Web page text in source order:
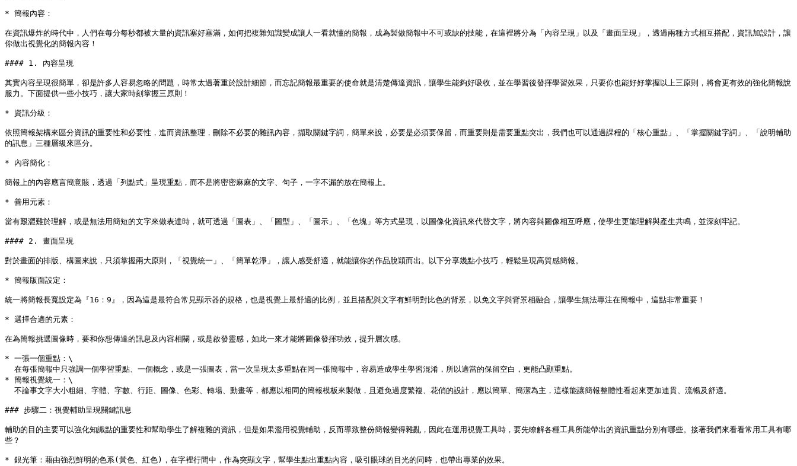
* 簡報內容：
在資訊爆炸的時代中，人們在每分每秒都被大量的資訊塞好塞滿，如何把複雜知識變成讓人一看就懂的簡報，成為製做簡報中不可或缺的技能，在這裡將分為「內容呈現」以及「畫面呈現」，透過兩種方式相互搭配，資訊加設計，讓
你做出視覺化的簡報內容！
#### 1. 內容呈現
其實內容呈現很簡單，卻是許多人容易忽略的問題，時常太過著重於設計細節，而忘記簡報最重要的使命就是清楚傳達資訊，讓學生能夠好吸收，並在學習後發揮學習效果，只要你也能好好掌握以上三原則，將會更有效的強化簡報說
服力。下面提供一些小技巧，讓大家時刻掌握三原則！
* 資訊分級：
依照簡報架構來區分資訊的重要性和必要性，進而資訊整理，刪除不必要的雜訊內容，擷取關鍵字詞，簡單來說，必要是必須要保留，而重要則是需要重點突出，我們也可以通過課程的「核心重點」、「掌握關鍵字詞」、「說明輔助
的訊息」三種層級來區分。
* 內容簡化：
簡報上的內容應言簡意賅，透過「列點式」呈現重點，而不是將密密麻麻的文字、句子，一字不漏的放在簡報上。
* 善用元素：
當有艱澀難於理解，或是無法用簡短的文字來做表達時，就可透過「圖表」、「圖型」、「圖示」、「色塊」等方式呈現，以圖像化資訊來代替文字，將內容與圖像相互呼應，使學生更能理解與產生共鳴，並深刻牢記。
#### 2. 畫面呈現
對於畫面的排版、構圖來說，只須掌握兩大原則，「視覺統一」、「簡單乾淨」，讓人感受舒適，就能讓你的作品脫穎而出。以下分享幾點小技巧，輕鬆呈現高質感簡報。
* 簡報版面設定：
統一將簡報長寬設定為『16：9』，因為這是最符合常見顯示器的規格，也是視覺上最舒適的比例，並且搭配與文字有鮮明對比色的背景，以免文字與背景相融合，讓學生無法專注在簡報中，這點非常重要！
* 選擇合適的元素：
在為簡報挑選圖像時，要和你想傳達的訊息及內容相關，或是啟發靈感，如此一來才能將圖像發揮功效，提升層次感。
* 一張一個重點：\
* 簡報視覺統一：\
### 步驟二：視覺輔助呈現關鍵訊息
輔助的目的主要可以強化知識點的重要性和幫助學生了解複雜的資訊，但是如果濫用視覺輔助，反而導致整份簡報變得雜亂，因此在運用視覺工具時，要先瞭解各種工具所能帶出的資訊重點分別有哪些。接著我們來看看常用工具有哪
些？
* 銀光筆：藉由強烈鮮明的色系(黃色、紅色)，在字裡行間中，作為突顯文字，幫學生點出重點內容，吸引眼球的目光的同時，也帶出專業的效果。